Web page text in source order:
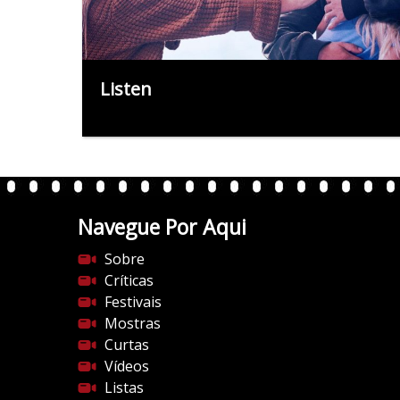
Listen
Navegue Por Aqui
Sobre
Críticas
Festivais
Mostras
Curtas
Vídeos
Listas